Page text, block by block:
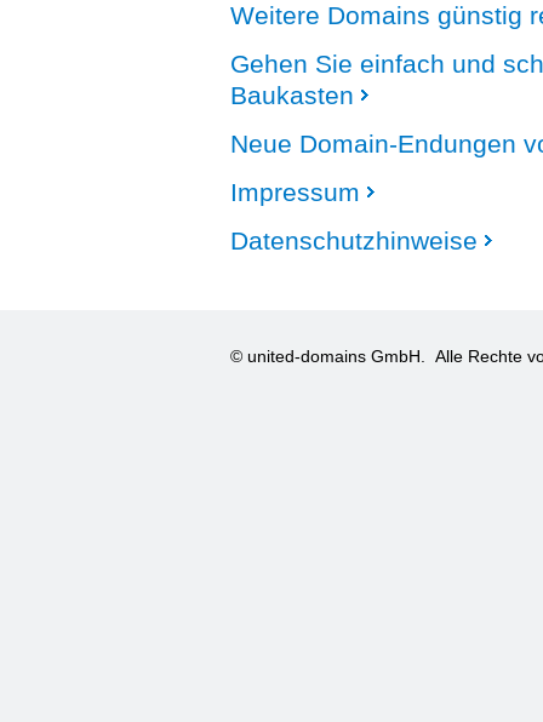
Weitere Domains günstig
Gehen Sie einfach und
Baukasten
Neue Domain-Endungen
Impressum
Datenschutzhinweise
© united-domains GmbH. Alle Rechte